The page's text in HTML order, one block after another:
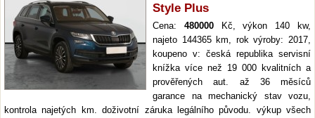
Style Plus
Cena: 480000Kč, výkon 140 kw,
najeto 144365 km, rok výroby: 2017,
koupeno v: česká republika servisní
knížka více než 19 000 kvalitních a
prověřených aut. až 36 měsíců
garance na mechanický stav vozu,
kontrola najetých km. doživotní záruka legálního původu. výkup všech